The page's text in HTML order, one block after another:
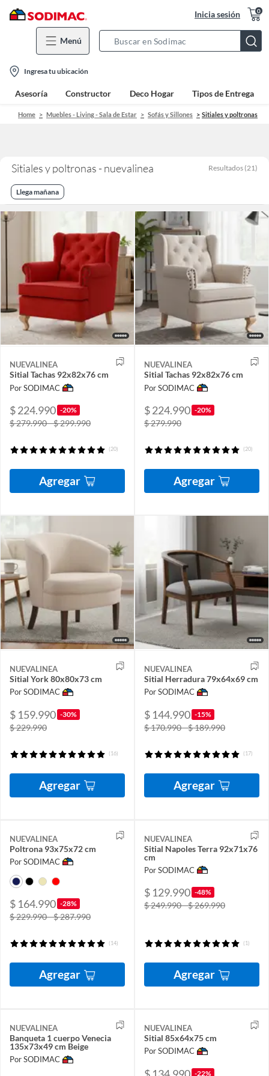
Inicia sesión 0
Menú
Bar
location-
icon
Ingresa tu ubicación
Asesoría Constructor Deco Hogar Tipos de Entrega
Home Muebles - Living - Sala de Estar Sofás y Sillones Sitiales y poltronas
Sitiales y poltronas - nuevalinea Resultados (21)
Llega mañana
NUEVALINEA
Sitial Tachas 92x82x76 cm
Por SODIMAC
$ 224.990 -20%
$ 279.990 - $ 299.990
(20)
Agregar
NUEVALINEA
Sitial Tachas 92x82x76 cm
Por SODIMAC
$ 224.990 -20%
$ 279.990
(20)
Agregar
NUEVALINEA
Sitial York 80x80x73 cm
Por SODIMAC
$ 159.990 -30%
$ 229.990
(16)
Agregar
NUEVALINEA
Sitial Herradura 79x64x69 cm
Por SODIMAC
$ 144.990 -15%
$ 170.990 - $ 189.990
(17)
Agregar
NUEVALINEA
Poltrona 93x75x72 cm
Por SODIMAC
$ 164.990 -28%
$ 229.990 - $ 287.990
(14)
Agregar
NUEVALINEA
Sitial Napoles Terra 92x71x76
cm
Por SODIMAC
$ 129.990 -48%
$ 249.990 - $ 269.990
(1)
Agregar
NUEVALINEA
Banqueta 1 cuerpo Venecia
135x73x49 cm Beige
Por SODIMAC
NUEVALINEA
Sitial 85x64x75 cm
Por SODIMAC
-22%